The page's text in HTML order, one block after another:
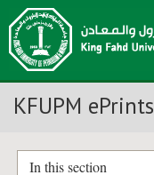
KFUPM ePrints
In this section